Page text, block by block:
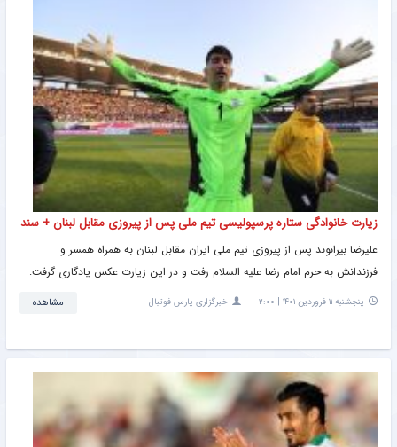
زیارت خانوادگی ستاره پرسپولیسی تیم ملی پس از پیروزی مقابل لبنان + سند
علیرضا بیرانوند پس از پیروزی تیم ملی ایران مقابل لبنان به همراه همسر و
فرزندانش به حرم امام رضا علیه السلام رفت و در این زیارت عکس یادگاری گرفت.
پنجشنبه ۱۱ فروردین ۱۴۰۱ | ۲:۰۰ خبرگزاری پارس فوتبال مشاهده